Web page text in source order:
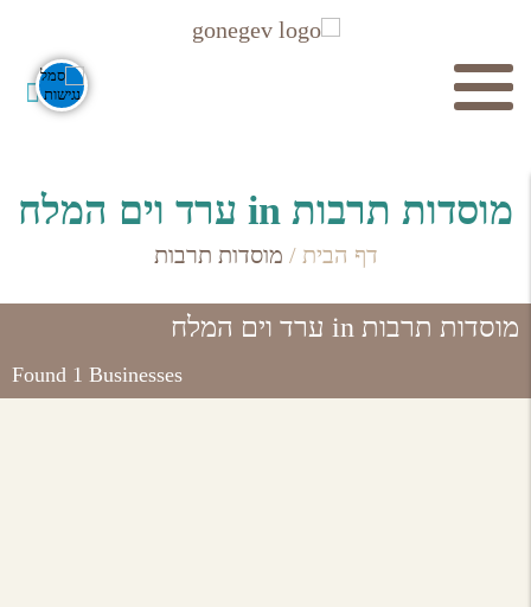
חיפוש
חפש
מוסדות תרבות in ערד וים המלח
דף הבית / מוסדות תרבות
מוסדות תרבות in ערד וים המלח
Found 1 Businesses